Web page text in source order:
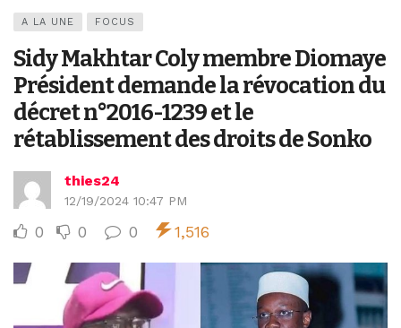
A LA UNE FOCUS
Sidy Makhtar Coly membre Diomaye
Président demande la révocation du
décret n°2016-1239 et le
rétablissement des droits de Sonko
thies24
12/19/2024 10:47 PM
0 0 0 1,516